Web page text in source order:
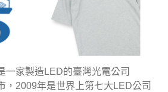
一家製造LED的臺灣光電公司
，2009年是世界上第七大LED公司